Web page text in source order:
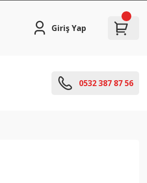
Giriş Yap
0532 387 87 56